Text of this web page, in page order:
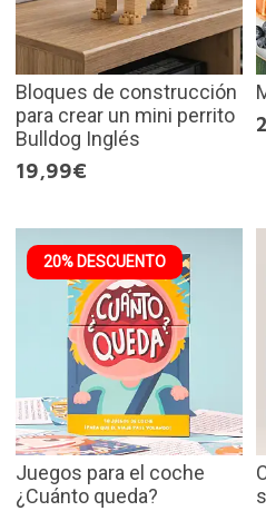
Bloques de construcción
para crear un mini perrito
Bulldog Inglés
19,99€
20% DESCUENTO
Juegos para el coche
¿Cuánto queda?